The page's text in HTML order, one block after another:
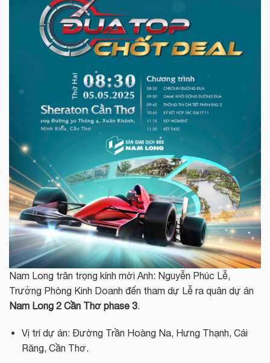
Nam Long trân trọng kính mời Anh: Nguyễn Phúc Lễ,
Trưởng Phòng Kinh Doanh đến tham dự Lễ ra quân dự án
Nam Long 2 Cần Thơ phase 3.
Vị trí dự án: Đường Trần Hoàng Na, Hưng Thạnh, Cái
Răng, Cần Thơ.